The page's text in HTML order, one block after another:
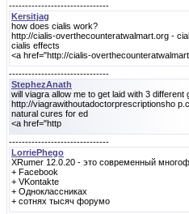
-------------------------------
Kersitjag
how does cialis work?
http://cialis-overthecounteratwalmart.org -
cialis effects
<a href="http://cialis-
-------------------------------
StephezAnath
will viagra allow me to get laid with 3 different
http://viagrawithoutadoctorprescriptionsho
natural cures for ed
<a href="http
-------------------------------
LorriePhego
XRumer 12.0.20 - это современный
+ Facebook
+ VKontakte
+ Одноклассниках
+ сотнях тысяч форумо